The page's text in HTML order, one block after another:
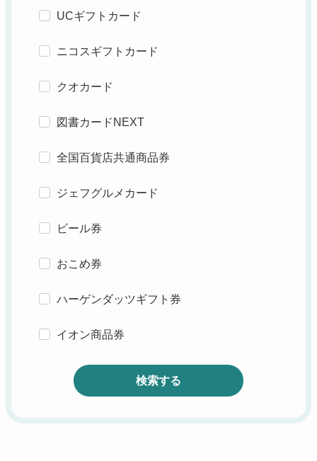
UCギフトカード
ニコスギフトカード
クオカード
図書カードNEXT
全国百貨店共通商品券
ジェフグルメカード
ビール券
おこめ券
ハーゲンダッツギフト券
イオン商品券
検索する